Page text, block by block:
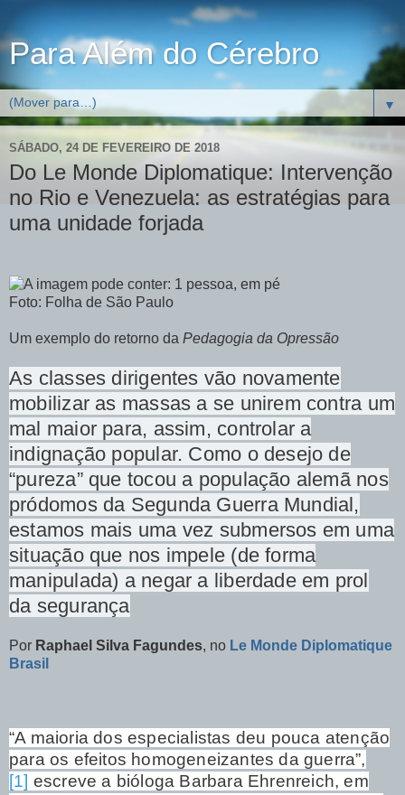
Para Além do Cérebro
▼
SÁBADO, 24 DE FEVEREIRO DE 2018
Do Le Monde Diplomatique: Intervenção
no Rio e Venezuela: as estratégias para
uma unidade forjada
Foto: Folha de São Paulo
Um exemplo do retorno da Pedagogia da Opressão
As classes dirigentes vão novamente
mobilizar as massas a se unirem contra um
mal maior para, assim, controlar a
indignação popular. Como o desejo de
“pureza” que tocou a população alemã nos
pródomos da Segunda Guerra Mundial,
estamos mais uma vez submersos em uma
situação que nos impele (de forma
manipulada) a negar a liberdade em prol
da segurança
Por Raphael Silva Fagundes, no Le Monde Diplomatique
Brasil
“A maioria dos especialistas deu pouca atenção
para os efeitos homogeneizantes da guerra”,
[1] escreve a bióloga Barbara Ehrenreich, em